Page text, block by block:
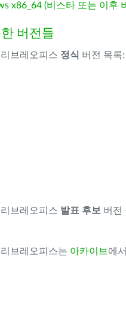
x86_64 (비스타 또는 이후
버전들
브레오피스 정식 버전 목록:
브레오피스 발표 후보 버전
브레오피스는 아카이브 에